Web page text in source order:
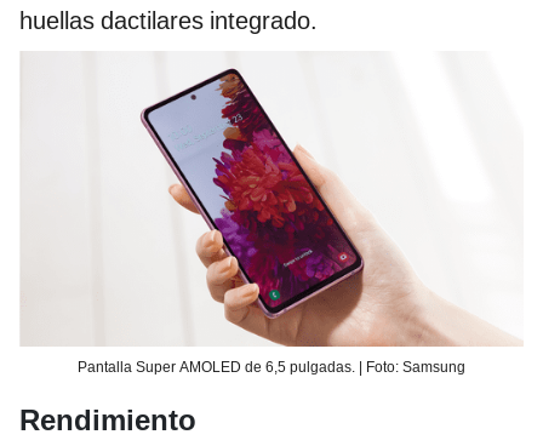
huellas dactilares integrado.
Pantalla Super AMOLED de 6,5 pulgadas. | Foto: Samsung
Rendimiento